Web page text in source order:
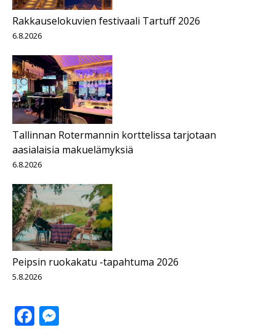
Rakkauselokuvien festivaali Tartuff 2026
6.8.2026
Tallinnan Rotermannin korttelissa tarjotaan
aasialaisia makuelämyksiä
6.8.2026
Peipsin ruokakatu -tapahtuma 2026
5.8.2026
Facebook